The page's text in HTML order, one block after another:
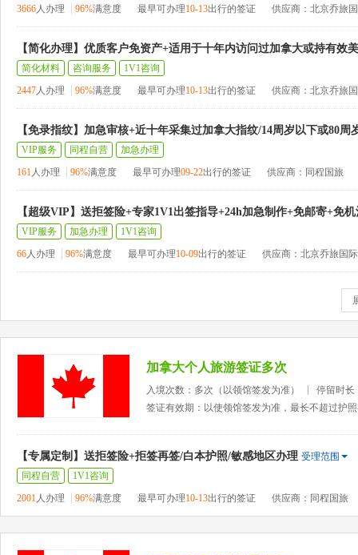
3666人办理 96%满意度 最早可办理10-13出行的签证 供应商：北京乔旅
【简化办理】优质客户免资产+适用于十年内访问过加拿大或持有效
简化材料 咨询服务
1V1咨询
2447人办理 96%满意度 最早可办理10-13出行的签证 供应商：北京乔旅
【免录指纹】加急审核+近十年采集过加拿大指纹/14周岁以下或80周
VIP服务 同程自营
加急办理
161人办理 96%满意度 最早可办理09-22出行的签证 供应商：同程国旅
【超级VIP】送拒签险+专家1V1出签指导+24h加急制作+免邮寄+免
VIP服务 加急办理
1V1咨询
66人办理 96%满意度 最早可办理10-09出行的签证 供应商：北京乔旅国
加拿大个人旅游签证多次
入境次数：多次（以领馆签发为准）
停留时长
签证有效期：以使领馆签发为准，最长不超过护
【专属定制】送拒签险+拒签再签/白本护照/敏感地区办理 受理范围
同程自营
1V1咨询
2001人办理 96%满意度 最早可办理10-13出行的签证 供应商：同程国旅